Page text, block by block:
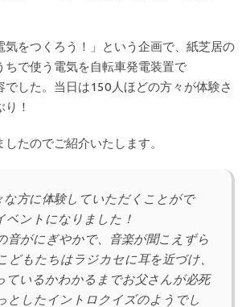
気をつくろう！」という企画で、紙芝居の
ちで使う電気を自転車発電装置で
でした。当日は150人ほどの方々が体験さ
！
たのでご紹介いたします。
な方に体験していただくことがで
ベントになりました！
音がにぎやかで、音楽が聞こえずら
どもたちはラジカセに耳を近づけ、
ているかわかるまでお父さんが必死
としたイントロクイズのようでし